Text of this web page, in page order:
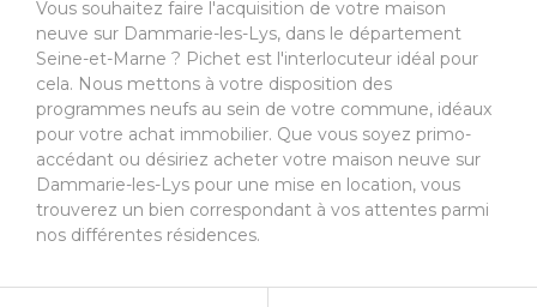
Vous souhaitez faire l'acquisition de votre maison
neuve sur Dammarie-les-Lys, dans le département
Seine-et-Marne ? Pichet est l'interlocuteur idéal pour
cela. Nous mettons à votre disposition des
programmes neufs au sein de votre commune, idéaux
pour votre achat immobilier. Que vous soyez primo-
accédant ou désiriez acheter votre maison neuve sur
Dammarie-les-Lys pour une mise en location, vous
trouverez un bien correspondant à vos attentes parmi
nos différentes résidences.